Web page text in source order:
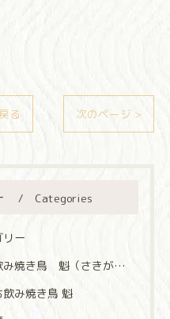
る 次のページ >
Categories
ー
焼き鳥 魁（さきがけ）
飲み焼き鳥 魁